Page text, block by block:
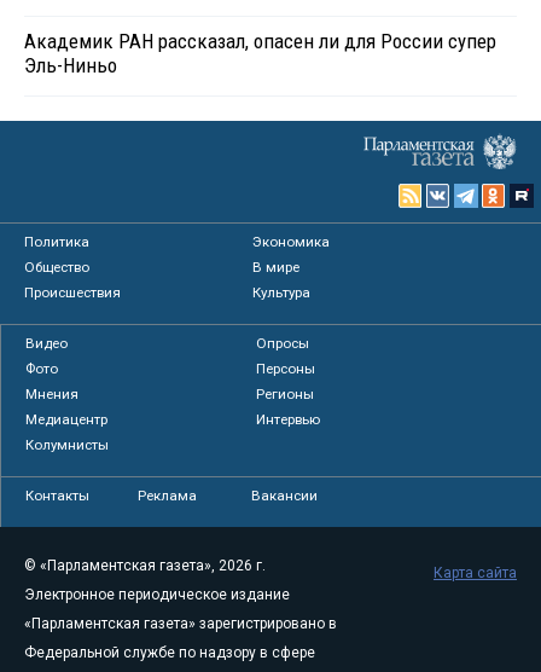
Академик РАН рассказал, опасен ли для России супер
Эль-Ниньо
Политика
Экономика
Общество
В мире
Происшествия
Культура
Видео
Опросы
Фото
Персоны
Мнения
Регионы
Медиацентр
Интервью
Колумнисты
Контакты Реклама Вакансии
© «Парламентская газета», 2026 г.
Электронное периодическое издание
«Парламентская газета» зарегистрировано в
Федеральной службе по надзору в сфере
Карта сайта